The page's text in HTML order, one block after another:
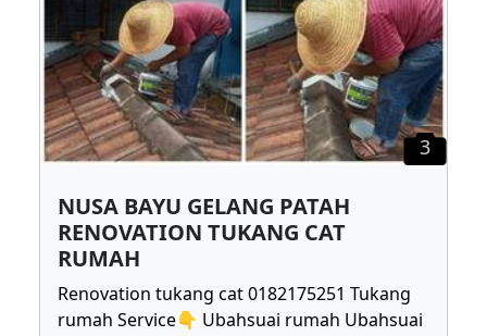
3
NUSA BAYU GELANG PATAH
RENOVATION TUKANG CAT
RUMAH
Renovation tukang cat 0182175251 Tukang
rumah Service👇 Ubahsuai rumah Ubahsuai